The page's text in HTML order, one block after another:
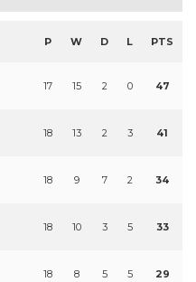
P W D L PTS
17 15 2 0 47
18 13 2 3 41
18 9 7 2 34
18 10 3 5 33
18 8 5 5 29